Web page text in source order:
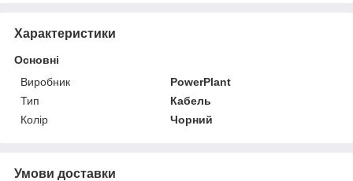
Характеристики
Основні
Виробник
PowerPlant
Тип
Кабель
Колір
Чорний
Умови доставки